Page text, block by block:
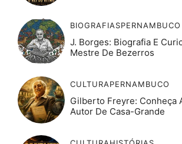
BIOGRAFIASPERNAMBUCO
J. Borges: Biografia E
Mestre De Bezerros
CULTURAPERNAMBUCO
Gilberto Freyre: Conheça
Autor De Casa-Grande